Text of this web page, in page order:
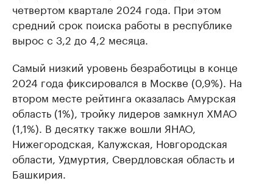
четвертом квартале 2024 года. При этом
средний срок поиска работы в республике
вырос с 3,2 до 4,2 месяца.
Самый низкий уровень безработицы в конце
2024 года фиксировался в Москве (0,9%). На
втором месте рейтинга оказалась Амурская
область (1%), тройку лидеров замкнул ХМАО
(1,1%). В десятку также вошли ЯНАО,
Нижегородская, Калужская, Новгородская
области, Удмуртия, Свердловская область и
Башкирия.